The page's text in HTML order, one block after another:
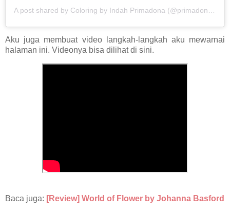
Aku juga membuat video langkah-langkah aku mewarnai
halaman ini. Videonya bisa dilihat di sini.
Baca juga: [Review] World of Flower by Johanna Basford